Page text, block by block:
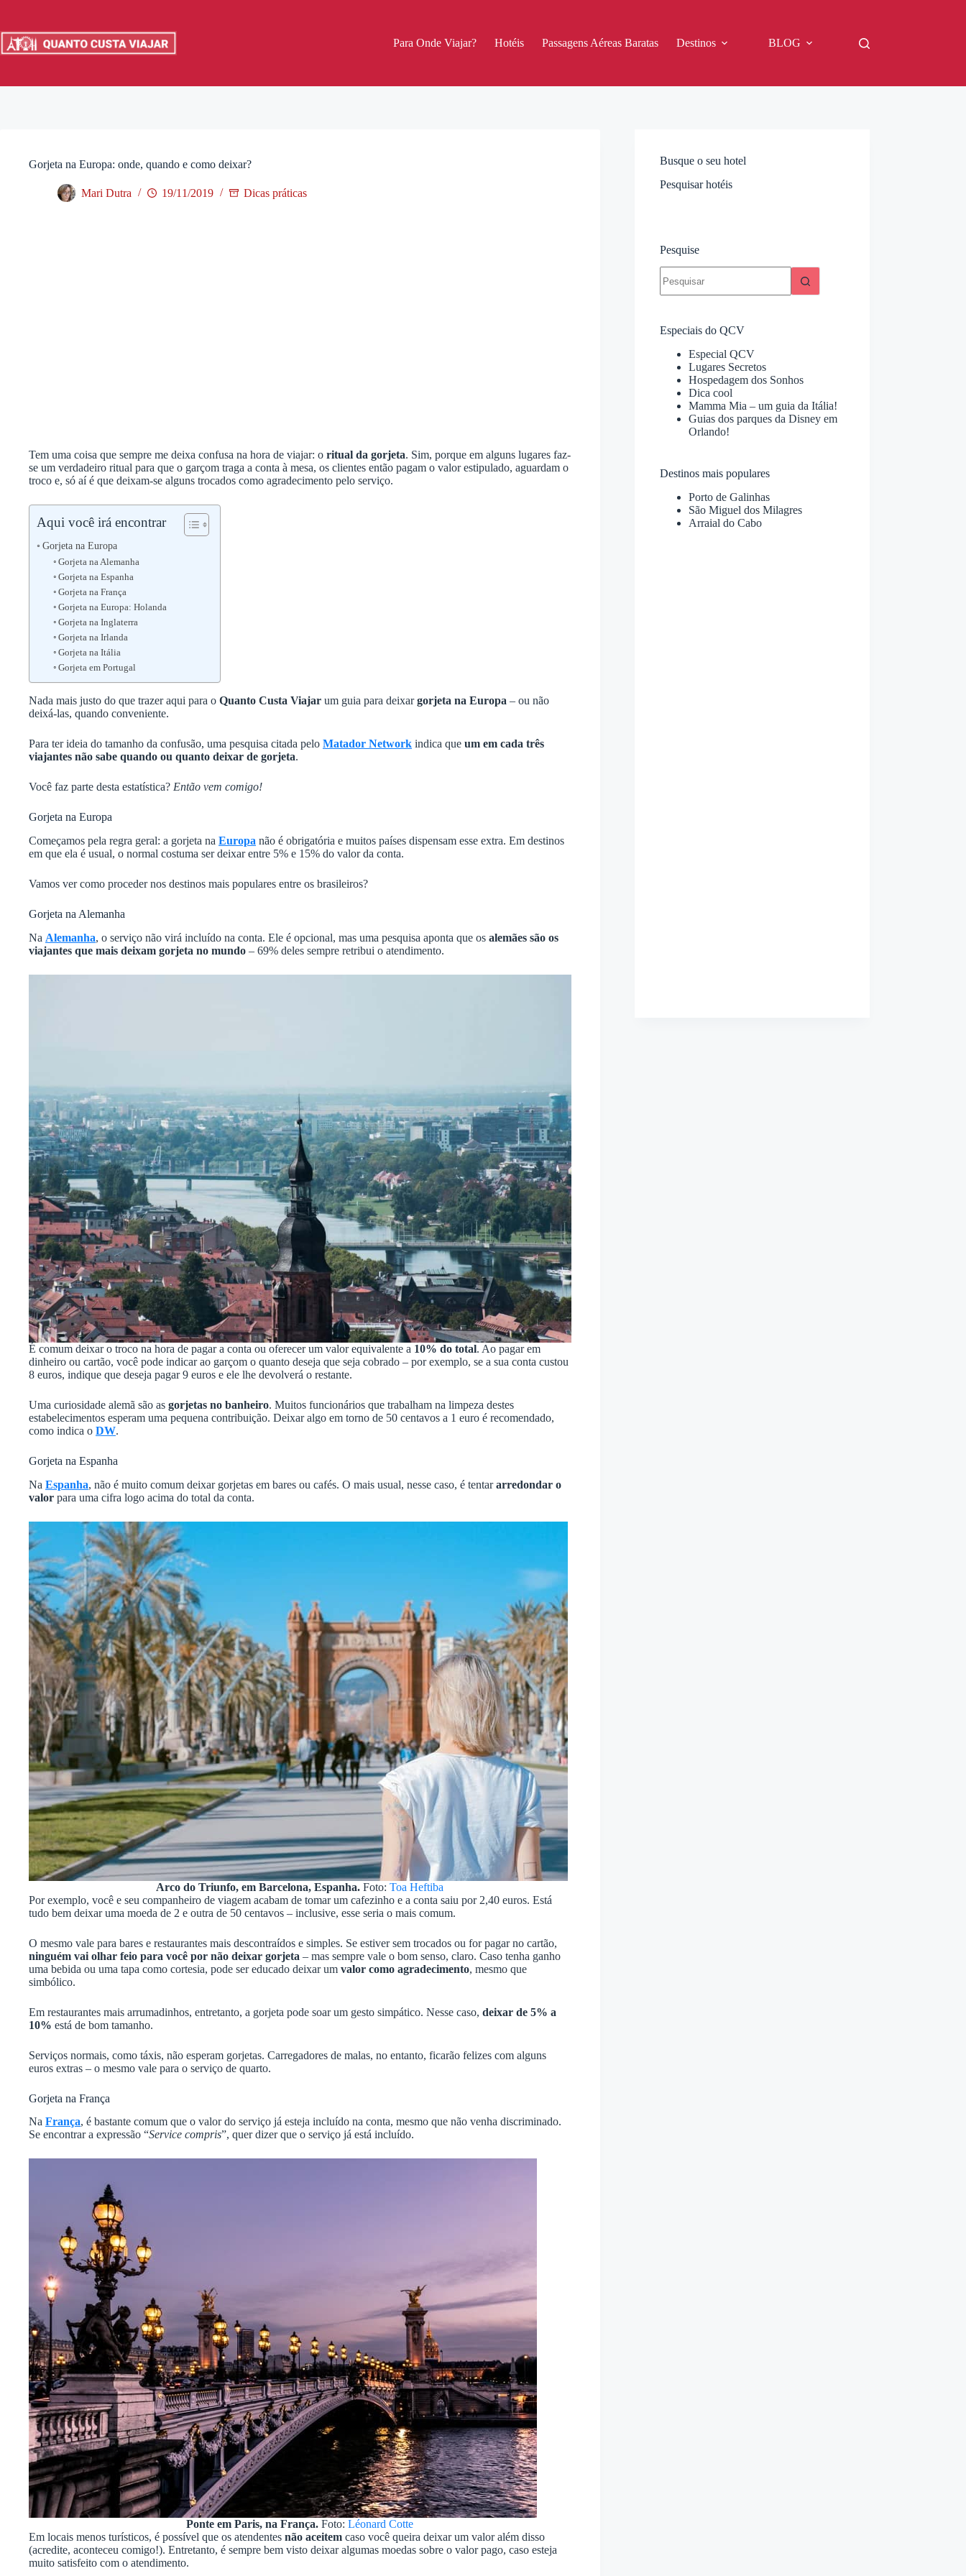
o
conteúdo
Para Onde Viajar? Hotéis Passagens Aéreas Baratas Destinos BLOG
Gorjeta na Europa: onde, quando e como deixar?
Mari Dutra 19/11/2019 Dicas práticas
Tem uma coisa que sempre me deixa confusa na hora de viajar: o ritual da gorjeta. Sim, porque em alguns lugares faz-
se um verdadeiro ritual para que o garçom traga a conta à mesa, os clientes então pagam o valor estipulado, aguardam o
troco e, só aí é que deixam-se alguns trocados como agradecimento pelo serviço.
Aqui você irá encontrar
Gorjeta na Europa
Gorjeta na Alemanha
Gorjeta na Espanha
Gorjeta na França
Gorjeta na Europa: Holanda
Gorjeta na Inglaterra
Gorjeta na Irlanda
Gorjeta na Itália
Gorjeta em Portugal
Nada mais justo do que trazer aqui para o Quanto Custa Viajar um guia para deixargorjeta na Europa – ou não
deixá-las, quando conveniente.
Para ter ideia do tamanho da confusão, uma pesquisa citada pelo Matador Network indica que um em cada três
viajantes não sabe quando ou quanto deixar de gorjeta.
Você faz parte desta estatística? Então vem comigo!
Gorjeta na Europa
Começamos pela regra geral: a gorjeta na Europa não é obrigatória e muitos países dispensam esse extra. Em destinos
em que ela é usual, o normal costuma ser deixar entre 5% e 15% do valor da conta.
Vamos ver como proceder nos destinos mais populares entre os brasileiros?
Gorjeta na Alemanha
Na Alemanha, o serviço não virá incluído na conta. Ele é opcional, mas uma pesquisa aponta que os alemães são os
viajantes que mais deixam gorjeta no mundo – 69% deles sempre retribui o atendimento.
É comum deixar o troco na hora de pagar a conta ou oferecer um valor equivalente a 10% do total. Ao pagar em
dinheiro ou cartão, você pode indicar ao garçom o quanto deseja que seja cobrado – por exemplo, se a sua conta custou
8 euros, indique que deseja pagar 9 euros e ele lhe devolverá o restante.
Uma curiosidade alemã são as gorjetas no banheiro. Muitos funcionários que trabalham na limpeza destes
estabelecimentos esperam uma pequena contribuição. Deixar algo em torno de 50 centavos a 1 euro é recomendado,
como indica o DW.
Gorjeta na Espanha
Na Espanha, não é muito comum deixar gorjetas em bares ou cafés. O mais usual, nesse caso, é tentararredondar o
valor para uma cifra logo acima do total da conta.
Arco do Triunfo, em Barcelona, Espanha.Foto:Toa Heftiba
Por exemplo, você e seu companheiro de viagem acabam de tomar um cafezinho e a conta saiu por 2,40 euros. Está
tudo bem deixar uma moeda de 2 e outra de 50 centavos – inclusive, esse seria o mais comum.
O mesmo vale para bares e restaurantes mais descontraídos e simples. Se estiver sem trocados ou for pagar no cartão,
ninguém vai olhar feio para você por não deixar gorjeta – mas sempre vale o bom senso, claro. Caso tenha ganho
uma bebida ou uma tapa como cortesia, pode ser educado deixar um valor como agradecimento, mesmo que
simbólico.
Em restaurantes mais arrumadinhos, entretanto, a gorjeta pode soar um gesto simpático. Nesse caso, deixar de 5% a
10% está de bom tamanho.
Serviços normais, como táxis, não esperam gorjetas. Carregadores de malas, no entanto, ficarão felizes com alguns
euros extras – o mesmo vale para o serviço de quarto.
Gorjeta na França
Na França, é bastante comum que o valor do serviço já esteja incluído na conta, mesmo que não venha discriminado.
Se encontrar a expressão “Service compris”, quer dizer que o serviço já está incluído.
Ponte em Paris, na França. Foto:Léonard Cotte
Em locais menos turísticos, é possível que os atendentes não aceitem caso você queira deixar um valor além disso
(acredite, aconteceu comigo!). Entretanto, é sempre bem visto deixar algumas moedas sobre o valor pago, caso esteja
muito satisfeito com o atendimento.
Busque o seu hotel
Pesquisar hotéis
Pesquise
resultados
Especiais do QCV
Especial QCV
Lugares Secretos
Hospedagem dos Sonhos
Dica cool
Mamma Mia – um guia da Itália!
Guias dos parques da Disney em
Orlando!
Destinos mais populares
Porto de Galinhas
São Miguel dos Milagres
Arraial do Cabo